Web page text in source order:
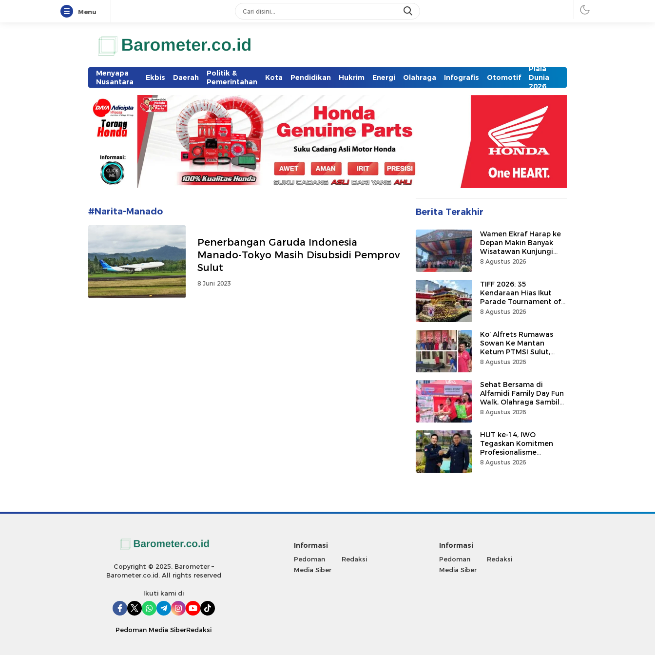
Menu
www.barometer.co.id
Berita Terkini di Sulawesi Utara
Menyapa
Nusantara
Ekbis Daerah
Politik &
Pemerintahan
Kota Pendidikan Hukrim Energi Olahraga Infografis Otomotif
Piala
Dunia
2026
#Narita-Manado
Penerbangan Garuda Indonesia
Manado-Tokyo Masih Disubsidi Pemprov
Sulut
8 Juni 2023
Berita Terakhir
Wamen Ekraf Harap ke
Depan Makin Banyak
Wisatawan Kunjungi
Tomohon
8 Agustus 2026
TIFF 2026: 35
Kendaraan Hias Ikut
Parade Tournament of
Flower di Tomohon
8 Agustus 2026
Ko’ Alfrets Rumawas
Sowan Ke Mantan
Ketum PTMSI Sulut,
Andrei Angouw
8 Agustus 2026
Sehat Bersama di
Alfamidi Family Day Fun
Walk, Olahraga Sambil
Tukar Sampah Demi
8 Agustus 2026
HUT ke-14, IWO
Tegaskan Komitmen
Profesionalisme
Wartawan Berdampak
8 Agustus 2026
Copyright © 2025. Barometer –
Barometer.co.id. All rights reserved
Ikuti kami di
Pedoman Media SiberRedaksi
Informasi
Pedoman
Media Siber
Redaksi
Informasi
Pedoman
Media Siber
Redaksi